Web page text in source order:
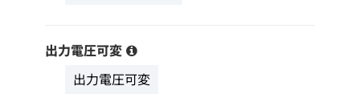
出力電圧可変
出力電圧可変